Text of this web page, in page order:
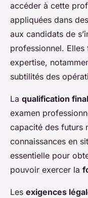
accéder à cette
appliquées dans
aux candidats de
professionnel. Elles
expertise,
subtilités des
La qualification
examen
capacité des futurs
connaissances en
essentielle pour
pouvoir exercer la
Les exigences